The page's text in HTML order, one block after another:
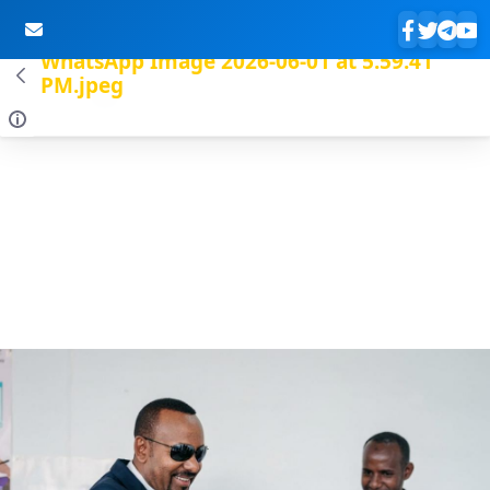
WhatsApp Image 2026-06-01 at 5.59.41
PM.jpeg